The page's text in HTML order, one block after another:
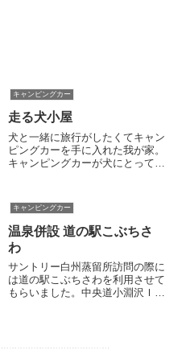
キャンピングカー
走る犬小屋
犬と一緒に旅行がしたくてキャン
ピングカーを手に入れた我が家。
キャンピングカーが犬にとっても
時は安全でストレスがないよう
に。停泊時は自宅にいるかのごと
く寛げるように。そんな思いを実
現...
キャンピングカー
温泉併設 道の駅こぶちさ
わ
サントリー白州蒸留所訪問の際に
は道の駅こぶちさわを利用させて
もらいました。中央道小淵沢ＩＣ